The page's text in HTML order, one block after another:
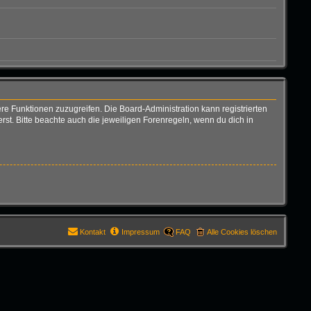
Funktionen zuzugreifen. Die Board-Administration kann registrierten
Bitte beachte auch die jeweiligen Forenregeln, wenn du dich in
Alle Cookies löschen
FAQ
Impressum
Kontakt